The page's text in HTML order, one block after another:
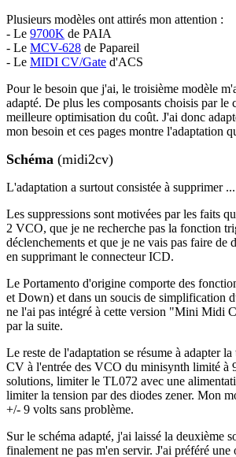
Plusieurs modèles ont attirés mon attention :
- Le 9700K de PAIA
- Le MCV-628 de Papareil
- Le MIDI CV/Gate d'ACS
Pour le besoin que j'ai, le troisième modèle
adapté. De plus les composants choisis par le
meilleure optimisation du coût. J'ai donc
mon besoin et ces pages montre l'adaptation
Schéma (midi2cv)
L'adaptation a surtout consistée à supprimer ...
Les suppressions sont motivées par les faits
2 VCO, que je ne recherche pas la fonction
déclenchements et que je ne vais pas faire de
en supprimant le connecteur ICD.
Le Portamento d'origine comporte des
et Down) et dans un soucis de simplification
ne l'ai pas intégré à cette version "Mini Midi
par la suite.
Le reste de l'adaptation se résume à adapter
CV à l'entrée des VCO du minisynth limité à
solutions, limiter le TL072 avec une
limiter la tension par des diodes zener. Mon
+/- 9 volts sans problème.
Sur le schéma adapté, j'ai laissé la deuxième
finalement ne pas m'en servir. J'ai préféré une